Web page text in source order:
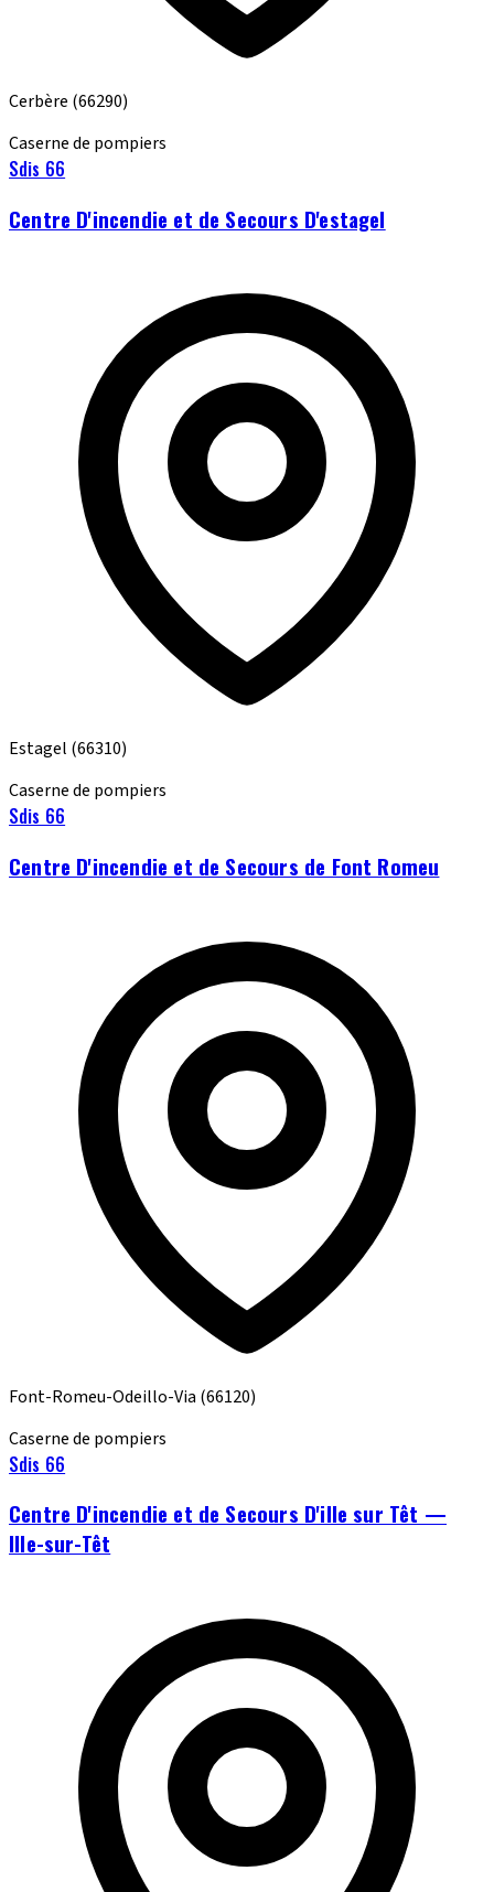
Cerbère (66290)
Caserne de pompiers
Sdis 66
Centre D'incendie et de Secours D'estagel
Estagel (66310)
Caserne de pompiers
Sdis 66
Centre D'incendie et de Secours de Font Romeu
Font-Romeu-Odeillo-Via (66120)
Caserne de pompiers
Sdis 66
Centre D'incendie et de Secours D'ille sur Têt —
Ille-sur-Têt